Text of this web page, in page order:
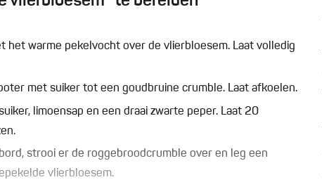
het warme pekelvocht over de vlierbloesem. Laat volledig
met suiker tot een goudbruine crumble. Laat afkoelen.
limoensap en een draai zwarte peper. Laat 20
strooi er de roggebroodcrumble over en leg een
vlierbloesem.